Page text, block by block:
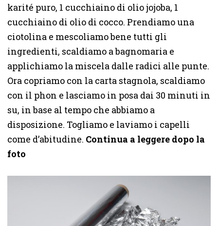
karité puro, 1 cucchiaino di olio jojoba, 1
cucchiaino di olio di cocco. Prendiamo una
ciotolina e mescoliamo bene tutti gli
ingredienti, scaldiamo a bagnomaria e
applichiamo la miscela dalle radici alle punte.
Ora copriamo con la carta stagnola, scaldiamo
con il phon e lasciamo in posa dai 30 minuti in
su, in base al tempo che abbiamo a
disposizione. Togliamo e laviamo i capelli
come d’abitudine. Continua a leggere dopo la
foto